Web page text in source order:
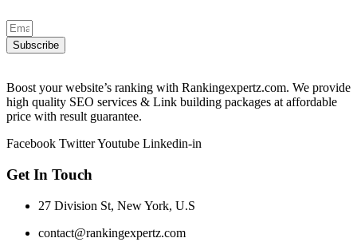
Subscribe
Boost your website’s ranking with Rankingexpertz.com. We provide
high quality SEO services & Link building packages at affordable
price with result guarantee.
Facebook TwitterYoutube Linkedin-in
Get In Touch
27 Division St, New York, U.S
contact@rankingexpertz.com